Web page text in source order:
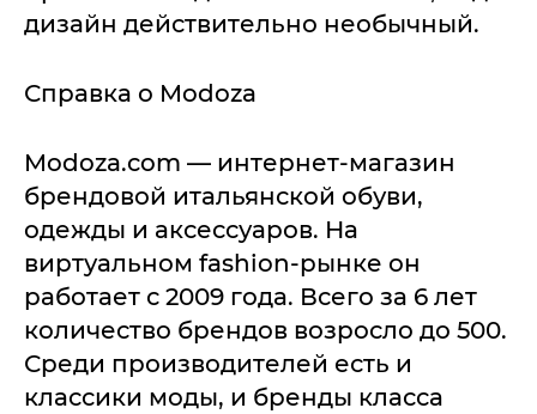
дизайн действительно необычный.
Справка о Modoza
Modoza.com — интернет-магазин
брендовой итальянской обуви,
одежды и аксессуаров. На
виртуальном fashion-рынке он
работает с 2009 года. Всего за 6 лет
количество брендов возросло до 500.
Среди производителей есть и
классики моды, и бренды класса